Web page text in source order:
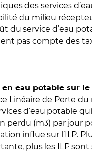
des services
du milieu
du service d’eau
pas compte des
en eau potable sur le
Linéaire de Perte
d’eau potable
perdu (m3) par jour
influe sur l’ILP.
plus les ILP